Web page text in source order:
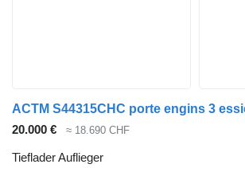
ACTM S44315CHC porte engins 3
20.000 €
≈ 18.690 CHF
Tieflader Auflieger